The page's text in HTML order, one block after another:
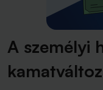
A személyi